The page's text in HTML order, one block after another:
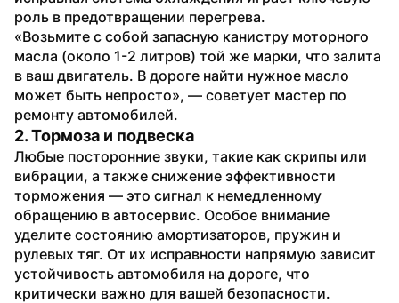
роль в предотвращении перегрева.
«Возьмите с собой запасную канистру моторного
масла (около 1-2 литров) той же марки, что залита
в ваш двигатель. В дороге найти нужное масло
может быть непросто», — советует мастер по
ремонту автомобилей.
2. Тормоза и подвеска
Любые посторонние звуки, такие как скрипы или
вибрации, а также снижение эффективности
торможения — это сигнал к немедленному
обращению в автосервис. Особое внимание
уделите состоянию амортизаторов, пружин и
рулевых тяг. От их исправности напрямую зависит
устойчивость автомобиля на дороге, что
критически важно для вашей безопасности.